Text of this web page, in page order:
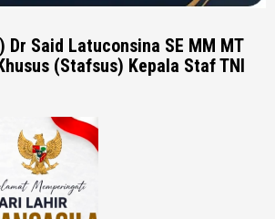
Dr Said Latuconsina SE MM MT
(Stafsus) Kepala Staf TNI